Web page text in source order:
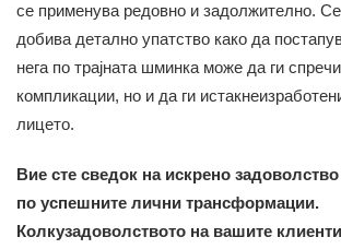
се применува редовно и задолжително.
добива детално упатство како да
нега по трајната шминка може да ги
компликации, но и да ги
лицето.
Вие сте сведок на искрено
по успешните лични трансформации.
Колкузадоволството на вашите